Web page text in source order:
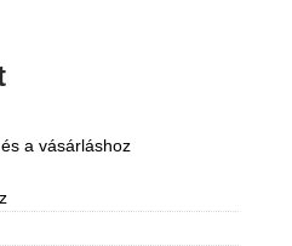
a vásárláshoz